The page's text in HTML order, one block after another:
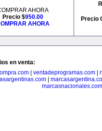
AHORA
Precio $950.00
AHORA
Precio
en venta:
ventadeprogramas.com
marcasnacionales.com